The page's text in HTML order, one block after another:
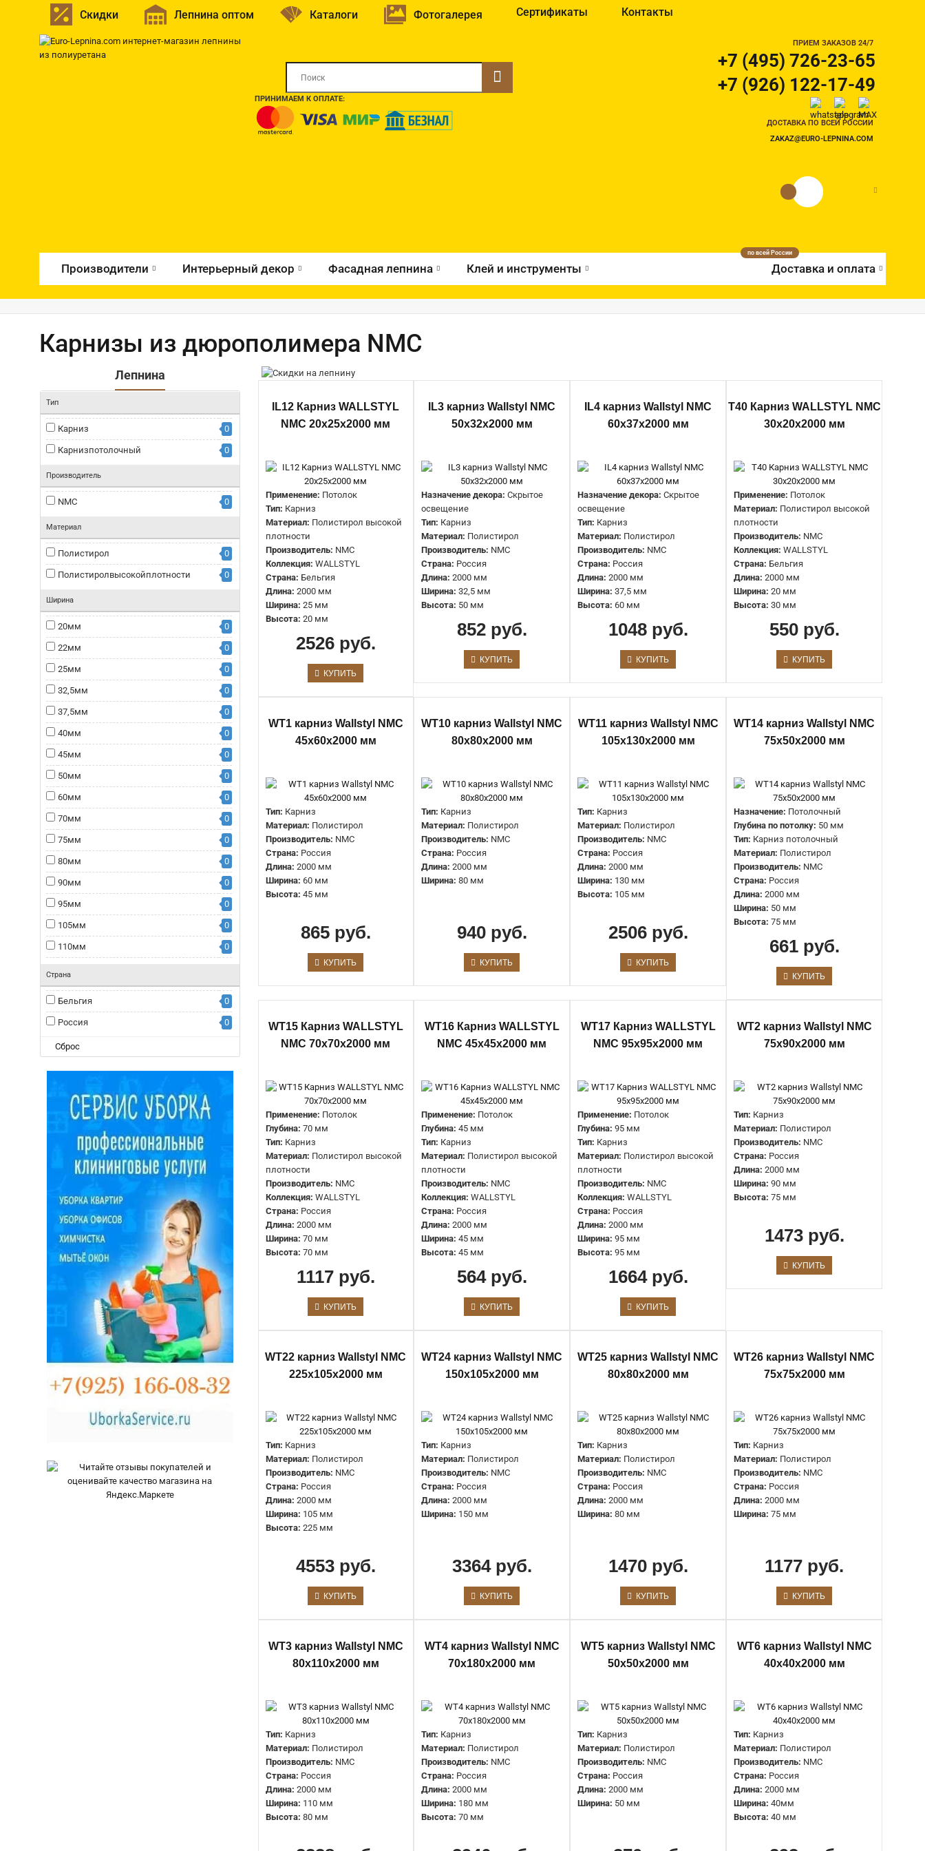
Скидки Лепнина оптом Каталоги Фотогалерея Сертификаты Контакты
ПРИНИМАЕМ К ОПЛАТЕ:
ПРИЕМ ЗАКАЗОВ 24/7
+7 (495) 726-23-65
+7 (926) 122-17-49
ДОСТАВКА ПО ВСЕЙ РОССИИ
ZAKAZ@EURO-LEPNINA.COM
Производители Интерьерный декор Фасадная лепнина Клей и инструменты Доставка и оплата
по всей России
Карнизы из дюрополимера NMC
Лепнина
Тип
Карниз 0
Карнизпотолочный 0
Производитель
NMC 0
Материал
Полистирол 0
Полистиролвысокойплотности 0
Ширина
20мм 0
22мм 0
25мм 0
32,5мм 0
37,5мм 0
40мм 0
45мм 0
50мм 0
60мм 0
70мм 0
75мм 0
80мм 0
90мм 0
95мм 0
105мм 0
110мм 0
150мм 0
180мм 0
Страна
Бельгия 0
Россия 0
Сброс
IL12 Карниз WALLSTYL NMC
20х25х2000 мм
Применение: Потолок
Тип: Карниз
Страна: Бельгия
Длина: 2000 мм
Ширина: 25 мм
IL3 карниз Wallstyl NMC 50х32х2000
мм
852 руб.
Назначение декора:
Скрытое освещение
Тип:
Материал:
Производитель:
Длина: 2000 мм
Высота:
мм
1048 руб.
Тип: Карниз
Материал:
Ширина: 37,5 мм
Высота: 60 мм
T40 Карниз WALLSTYL NMC
30х20х2000 мм
Применение:
Материал:
Полистирол высокой плотности
Производитель:
Коллекция:
Ширина: 20 мм
WT1 карниз Wallstyl NMC
865 руб.
Производитель: NMC
Страна: Россия
WT10 карниз Wallstyl NMC
80х80х2000 мм
940 руб.
Материал: Полистирол
Страна:
Длина: 2000 мм
Ширина:
WT11 карниз Wallstyl NMC
105х130х2000 мм
2506 руб.
Тип:
Карниз
Материал:
Производитель:
Ширина: 130 мм
Высота:
WT14 карниз Wallstyl NMC
75х50х2000 мм
661 руб.
Назначение:
50 мм
Тип: Карниз потолочный
Материал:
Производитель:
Страна:
Длина:
WT15 Карниз WALLSTYL NMC
70х70х2000 мм
Применение:
Глубина:
Производитель: NMC
Коллекция:
Высота: 70 мм
WT16 Карниз WALLSTYL NMC
45х45х2000 мм
564 руб.
Применение:
Глубина:
Тип:
Материал:
Полистирол высокой плотности
IL12 Карниз WALLSTYL
NMC 20х25х2000 мм
Применение: Потолок
Тип: Карниз
Материал: Полистирол высокой
плотности
Производитель: NMC
Коллекция: WALLSTYL
Страна: Бельгия
Длина: 2000 мм
Ширина: 25 мм
Высота: 20 мм
2526 руб.
КУПИТЬ
IL3 карниз Wallstyl NMC
50х32х2000 мм
Назначение декора: Скрытое
освещение
Тип: Карниз
Материал: Полистирол
Производитель: NMC
Страна: Россия
Длина: 2000 мм
Ширина: 32,5 мм
Высота: 50 мм
852 руб.
КУПИТЬ
IL4 карниз Wallstyl NMC
60х37х2000 мм
Назначение декора: Скрытое
освещение
Тип: Карниз
Материал: Полистирол
Производитель: NMC
Страна: Россия
Длина: 2000 мм
Ширина: 37,5 мм
Высота: 60 мм
1048 руб.
КУПИТЬ
T40 Карниз WALLSTYL NMC
30х20х2000 мм
Применение: Потолок
Материал: Полистирол высокой
плотности
Производитель: NMC
Коллекция: WALLSTYL
Страна: Бельгия
Длина: 2000 мм
Ширина: 20 мм
Высота: 30 мм
550 руб.
КУПИТЬ
WT1 карниз Wallstyl NMC
45х60х2000 мм
Тип: Карниз
Материал: Полистирол
Производитель: NMC
Страна: Россия
Длина: 2000 мм
Ширина: 60 мм
Высота: 45 мм
865 руб.
КУПИТЬ
WT10 карниз Wallstyl NMC
80х80х2000 мм
Тип: Карниз
Материал: Полистирол
Производитель: NMC
Страна: Россия
Длина: 2000 мм
Ширина: 80 мм
940 руб.
КУПИТЬ
WT11 карниз Wallstyl NMC
105х130х2000 мм
Тип: Карниз
Материал: Полистирол
Производитель: NMC
Страна: Россия
Длина: 2000 мм
Ширина: 130 мм
Высота: 105 мм
2506 руб.
КУПИТЬ
WT14 карниз Wallstyl NMC
75х50х2000 мм
Назначение: Потолочный
Глубина по потолку: 50 мм
Тип: Карниз потолочный
Материал: Полистирол
Производитель: NMC
Страна: Россия
Длина: 2000 мм
Ширина: 50 мм
Высота: 75 мм
661 руб.
КУПИТЬ
WT15 Карниз WALLSTYL
NMC 70х70х2000 мм
Применение: Потолок
Глубина: 70 мм
Тип: Карниз
Материал: Полистирол высокой
плотности
Производитель: NMC
Коллекция: WALLSTYL
Страна: Россия
Длина: 2000 мм
Ширина: 70 мм
Высота: 70 мм
1117 руб.
КУПИТЬ
WT16 Карниз WALLSTYL
NMC 45х45х2000 мм
Применение: Потолок
Глубина: 45 мм
Тип: Карниз
Материал: Полистирол высокой
плотности
Производитель: NMC
Коллекция: WALLSTYL
Страна: Россия
Длина: 2000 мм
Ширина: 45 мм
Высота: 45 мм
564 руб.
КУПИТЬ
WT17 Карниз WALLSTYL
NMC 95х95х2000 мм
Применение: Потолок
Глубина: 95 мм
Тип: Карниз
Материал: Полистирол высокой
плотности
Производитель: NMC
Коллекция: WALLSTYL
Страна: Россия
Длина: 2000 мм
Ширина: 95 мм
Высота: 95 мм
1664 руб.
КУПИТЬ
WT2 карниз Wallstyl NMC
75х90х2000 мм
Тип: Карниз
Материал: Полистирол
Производитель: NMC
Страна: Россия
Длина: 2000 мм
Ширина: 90 мм
Высота: 75 мм
1473 руб.
КУПИТЬ
WT22 карниз Wallstyl NMC
225х105х2000 мм
Тип: Карниз
Материал: Полистирол
Производитель: NMC
Страна: Россия
Длина: 2000 мм
Ширина: 105 мм
Высота: 225 мм
4553 руб.
КУПИТЬ
WT24 карниз Wallstyl NMC
150х105х2000 мм
Тип: Карниз
Материал: Полистирол
Производитель: NMC
Страна: Россия
Длина: 2000 мм
Ширина: 150 мм
3364 руб.
КУПИТЬ
WT25 карниз Wallstyl NMC
80х80х2000 мм
Тип: Карниз
Материал: Полистирол
Производитель: NMC
Страна: Россия
Длина: 2000 мм
Ширина: 80 мм
1470 руб.
КУПИТЬ
WT26 карниз Wallstyl NMC
75х75х2000 мм
Тип: Карниз
Материал: Полистирол
Производитель: NMC
Страна: Россия
Длина: 2000 мм
Ширина: 75 мм
1177 руб.
КУПИТЬ
WT3 карниз Wallstyl NMC
80х110х2000 мм
Тип: Карниз
Материал: Полистирол
Производитель: NMC
Страна: Россия
Длина: 2000 мм
Ширина: 110 мм
Высота: 80 мм
WT4 карниз Wallstyl NMC
70х180х2000 мм
Тип: Карниз
Материал: Полистирол
Производитель: NMC
Страна: Россия
Длина: 2000 мм
Ширина: 180 мм
Высота: 70 мм
WT5 карниз Wallstyl NMC
50х50х2000 мм
Тип: Карниз
Материал: Полистирол
Производитель: NMC
Страна: Россия
Длина: 2000 мм
Ширина: 50 мм
WT6 карниз Wallstyl NMC
40х40х2000 мм
Тип: Карниз
Материал: Полистирол
Производитель: NMC
Страна: Россия
Длина: 2000 мм
Ширина: 40мм
Высота: 40 мм